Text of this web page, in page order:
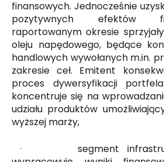
finansowych. Jednocześnie
pozytywnych efektów
raportowanym okresie
oleju napędowego, będące
handlowych wywołanych m.in.
zakresie ceł. Emitent
proces dywersyfikacji
koncentruje się na
udziału produktów
wyższej marży,
·segment